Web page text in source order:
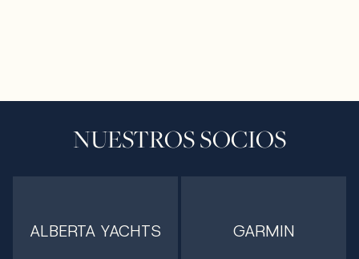
NUESTROS SOCIOS
ALBERTA YACHTS GARMIN